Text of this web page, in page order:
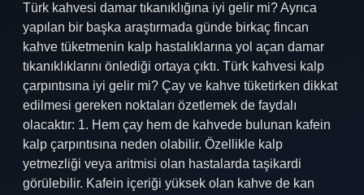
Türk kahvesi damar tıkanıklığına iyi gelir mi? Ayrıca
yapılan bir başka araştırmada günde birkaç fincan
kahve tüketmenin kalp hastalıklarına yol açan damar
tıkanıklıklarını önlediği ortaya çıktı. Türk kahvesi kalp
çarpıntısına iyi gelir mi? Çay ve kahve tüketirken dikkat
edilmesi gereken noktaları özetlemek de faydalı
olacaktır: 1. Hem çay hem de kahvede bulunan kafein
kalp çarpıntısına neden olabilir. Özellikle kalp
yetmezliği veya aritmisi olan hastalarda taşikardi
görülebilir. Kafein içeriği yüksek olan kahve de kan